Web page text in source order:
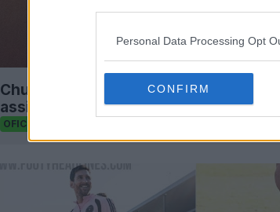
Personal Data Processing Opt
CONFIRM
Chuteiras Adidas Messi F50 2026
assinatura lançadas
OFICIAL